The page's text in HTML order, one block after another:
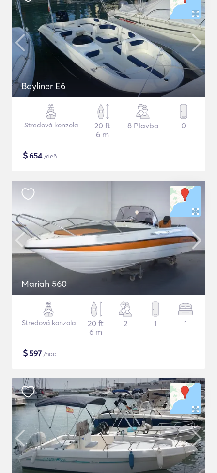
Bayliner E6
Stredová konzola
20 ft
6 m
8 Plavba 0
$654/deň
Mariah 560
Stredová konzola
20 ft
6 m
2 1 1
$597 /noc